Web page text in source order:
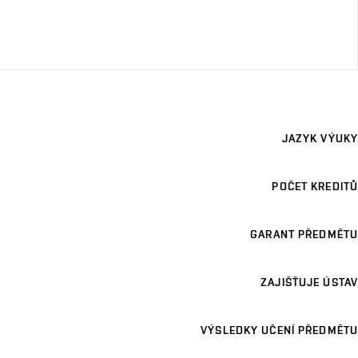
JAZYK VÝUKY
POČET KREDITŮ
GARANT PŘEDMĚTU
ZAJIŠŤUJE ÚSTAV
VÝSLEDKY UČENÍ PŘEDMĚTU